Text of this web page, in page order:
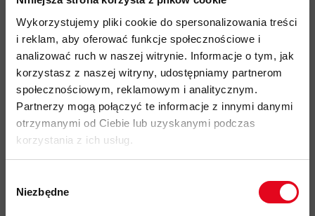
Wykorzystujemy pliki cookie do spersonalizowania treści
i reklam, aby oferować funkcje społecznościowe i
analizować ruch w naszej witrynie. Informacje o tym, jak
korzystasz z naszej witryny, udostępniamy partnerom
społecznościowym, reklamowym i analitycznym.
Partnerzy mogą połączyć te informacje z innymi danymi
otrzymanymi od Ciebie lub uzyskanymi podczas
korzystania z ich usług.
zgody
Niezbędne
duże otwory wentylacyjnedla dobrej cyrkulacji powietrza i
odprowadzania ciepła
dwaplastikowe klipsyna froncie orazgumowa pętlana tyle
do zamocowaniaczołówki
certyfikaty:
CE EN 12492
Extensive Mammut Safety Test
wytrzymałość kasku przy uderzeniu bocznym
materiałowy pokrowiec wymienne pianki
w